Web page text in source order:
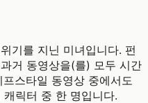
기를 지닌 미녀입니다. 펀
거 동영상을(를) 모두 시간
스타일 동영상 중에서도
릭터 중 한 명입니다.